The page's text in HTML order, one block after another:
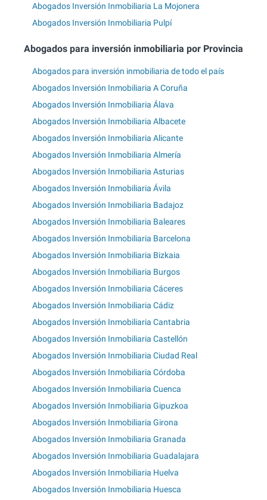
Abogados Inversión Inmobiliaria La Mojonera
Abogados Inversión Inmobiliaria Pulpí
Abogados para inversión inmobiliaria por Provincia
Abogados para inversión inmobiliaria de todo el país
Abogados Inversión Inmobiliaria A Coruña
Abogados Inversión Inmobiliaria Álava
Abogados Inversión Inmobiliaria Albacete
Abogados Inversión Inmobiliaria Alicante
Abogados Inversión Inmobiliaria Almería
Abogados Inversión Inmobiliaria Asturias
Abogados Inversión Inmobiliaria Ávila
Abogados Inversión Inmobiliaria Badajoz
Abogados Inversión Inmobiliaria Baleares
Abogados Inversión Inmobiliaria Barcelona
Abogados Inversión Inmobiliaria Bizkaia
Abogados Inversión Inmobiliaria Burgos
Abogados Inversión Inmobiliaria Cáceres
Abogados Inversión Inmobiliaria Cádiz
Abogados Inversión Inmobiliaria Cantabria
Abogados Inversión Inmobiliaria Castellón
Abogados Inversión Inmobiliaria Ciudad Real
Abogados Inversión Inmobiliaria Córdoba
Abogados Inversión Inmobiliaria Cuenca
Abogados Inversión Inmobiliaria Gipuzkoa
Abogados Inversión Inmobiliaria Girona
Abogados Inversión Inmobiliaria Granada
Abogados Inversión Inmobiliaria Guadalajara
Abogados Inversión Inmobiliaria Huelva
Abogados Inversión Inmobiliaria Huesca